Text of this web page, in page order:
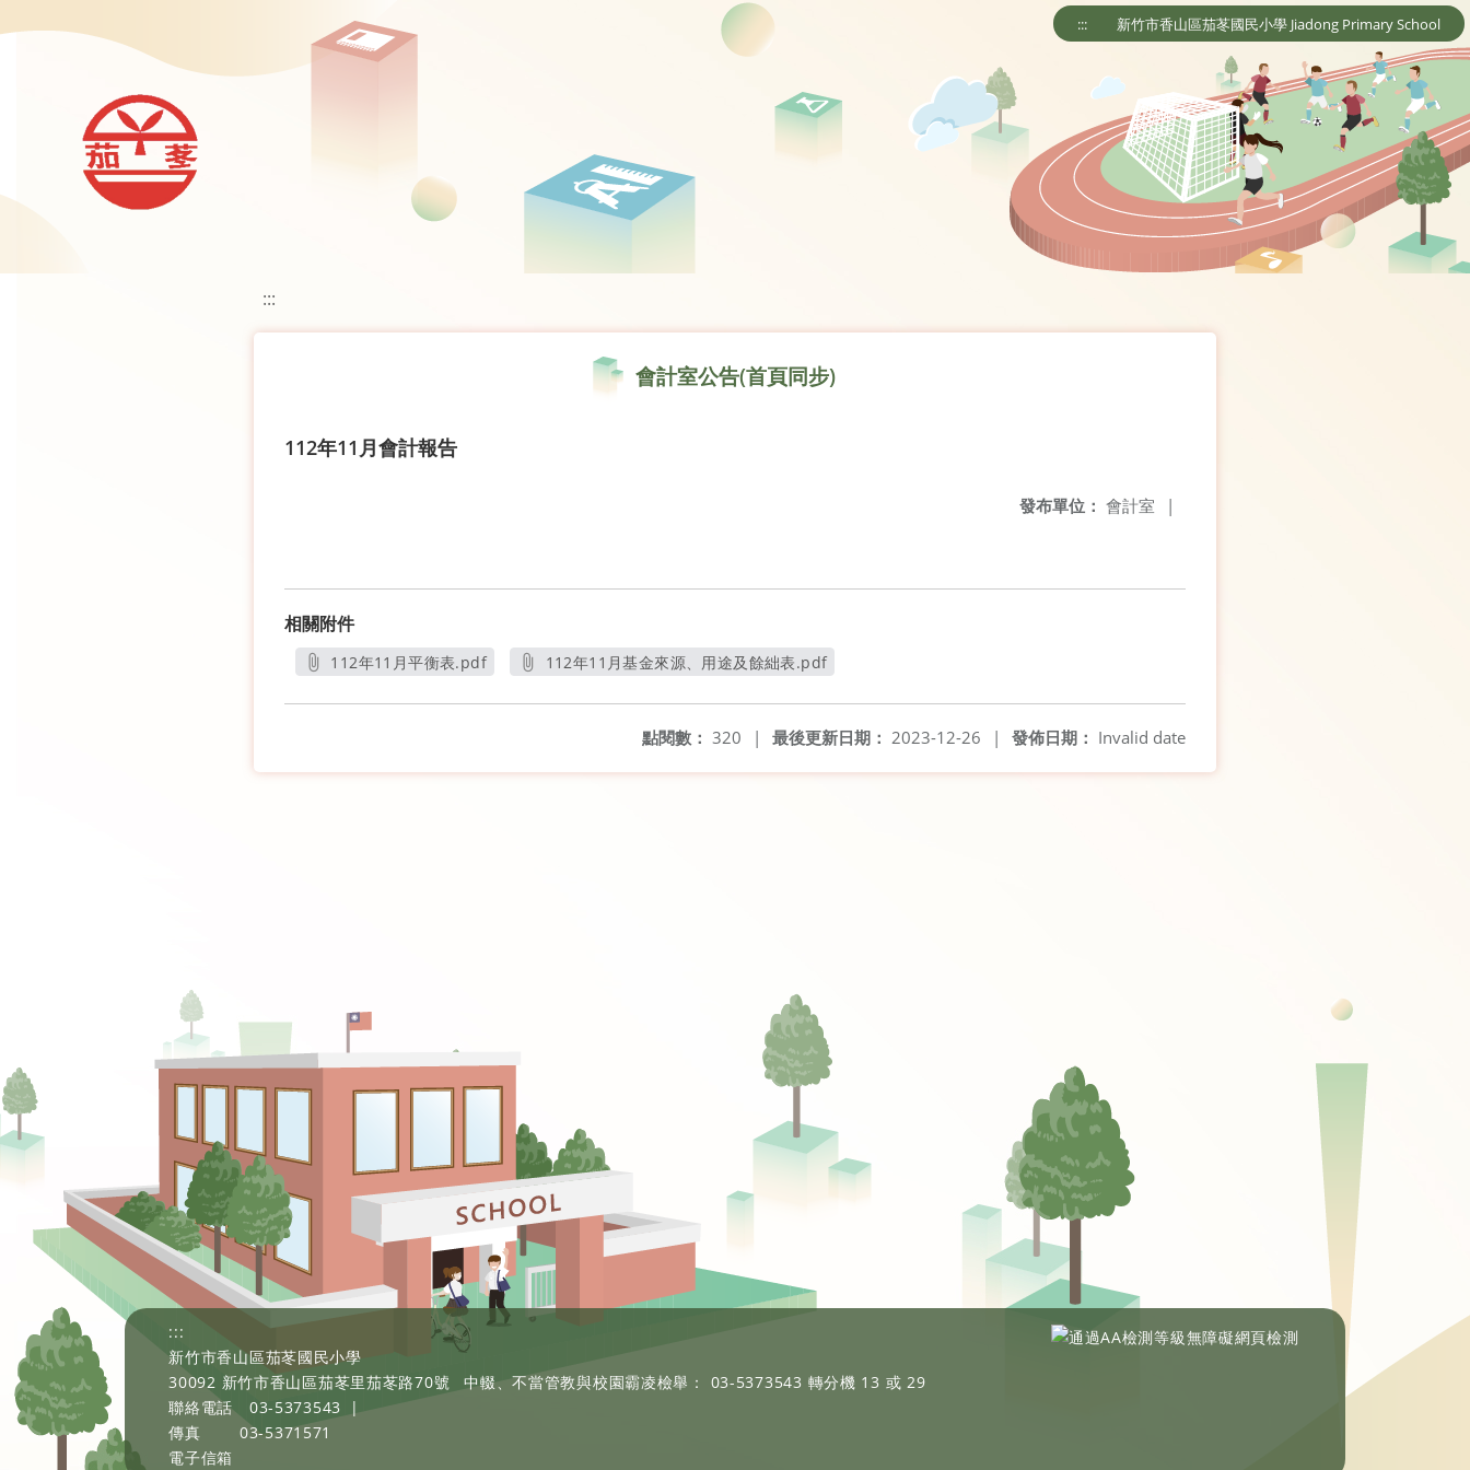
::: 新竹市香山區茄苳國民小學 Jiadong Primary School
:::
會計室公告(首頁同步)
112年11月會計報告
發布單位： 會計室 |
相關附件
112年11月平衡表.pdf
112年11月基金來源、用途及餘絀表.pdf
發佈日期： Invalid date
最後更新日期： 2023-12-26 |
點閱數： 320 |
:::
新竹市香山區茄苳國民小學
30092 新竹市香山區茄苳里茄苳路70號
中輟、不當管教與校園霸凌檢舉： 03-5373543 轉分機 13 或 29
聯絡電話
03-5373543
|
傳真
03-5371571
電子信箱